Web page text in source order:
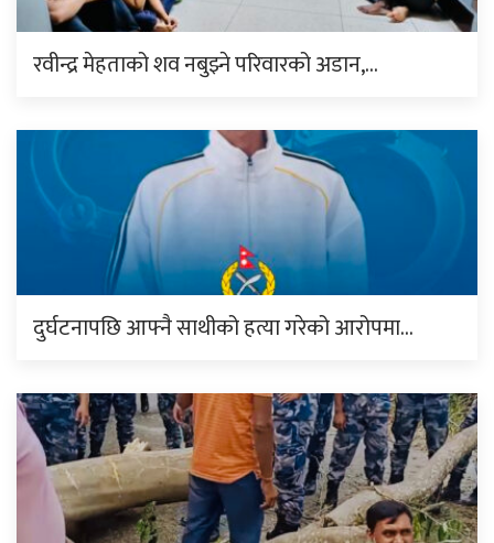
रवीन्द्र मेहताको शव नबुझ्ने परिवारको अडान,…
दुर्घटनापछि आफ्नै साथीको हत्या गरेको आरोपमा…